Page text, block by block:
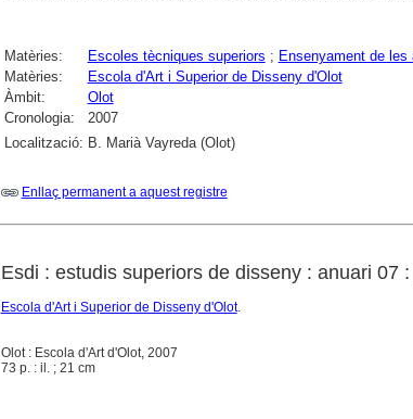
Matèries: Escoles tècniques superiors ; Ensenyament de les
Matèries:
Escola d'Art i Superior de Disseny d'Olot
Àmbit:
Olot
Cronologia:
2007
Localització: B. Marià Vayreda (Olot)
Enllaç permanent a aquest registre
Esdi : estudis superiors de disseny : anuari 07
Escola d'Art i Superior de Disseny d'Olot.
Olot : Escola d'Art d'Olot, 2007
73 p. : il. ; 21 cm